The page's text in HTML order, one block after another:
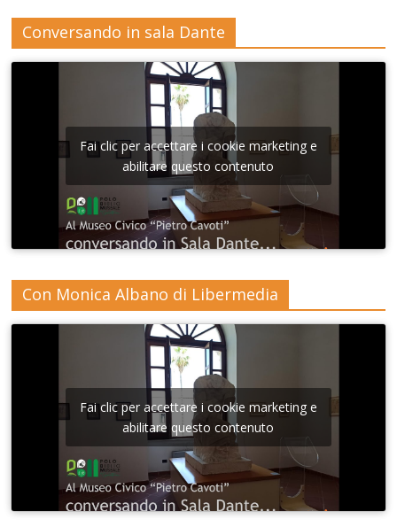
Conversando in sala Dante
Fai clic per accettare i cookie marketing e
abilitare questo contenuto
Con Monica Albano di Libermedia
Fai clic per accettare i cookie marketing e
abilitare questo contenuto